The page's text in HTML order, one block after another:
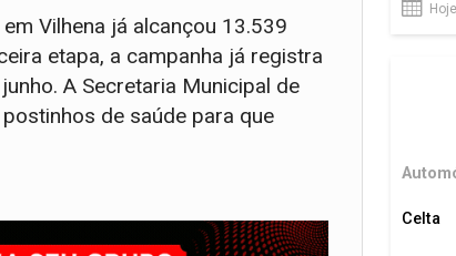
Vilhena já alcançou 13.539
etapa, a campanha já registra
A Secretaria Municipal de
de saúde para que
Hoje
Celta